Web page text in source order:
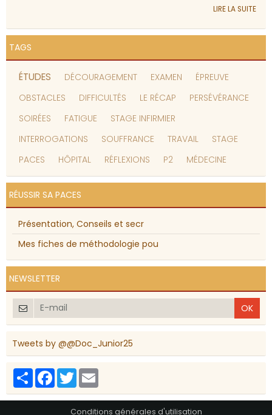
LIRE LA SUITE
TAGS
ÉTUDES DÉCOURAGEMENT EXAMEN
ÉPREUVE
OBSTACLES
DIFFICULTÉS LE RÉCAP
PERSÉVÉRANCE
SOIRÉES
FATIGUE
STAGE INFIRMIER
INTERROGATIONS
SOUFFRANCE TRAVAIL
STAGE
PACES
HÔPITAL RÉFLEXIONS P2 MÉDECINE
RÉUSSIR SA PACES
Présentation, Conseils et secr
Mes fiches de méthodologie pou
NEWSLETTER
OK
Tweets by @@Doc_Junior25
PartagerFacebook
Twitter
Conditions générales d'utilisation